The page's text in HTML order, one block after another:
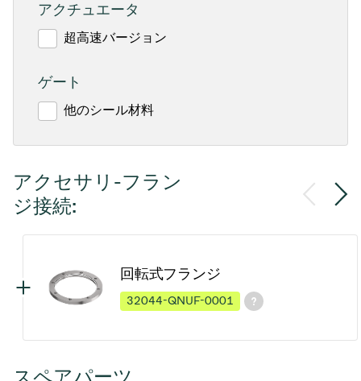
アクチュエータ
超高速バージョン
ゲート
他のシール材料
アクセサリ-フラン
ジ接続:
回転式フランジ
32044-QNUF-0001